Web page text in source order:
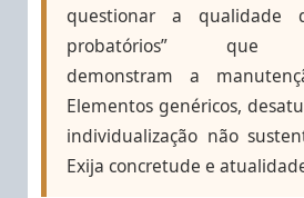
questionar a qualidade
probatórios” que
demonstram a
Elementos genéricos,
individualização não
Exija concretude e